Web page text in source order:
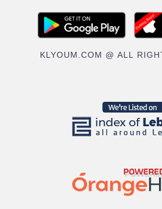
KLYOUM.COM @ ALL